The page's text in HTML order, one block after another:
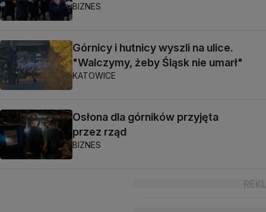
BIZNES
Górnicy i hutnicy wyszli na ulice.
"Walczymy, żeby Śląsk nie umarł"
KATOWICE
Osłona dla górników przyjęta
przez rząd
BIZNES